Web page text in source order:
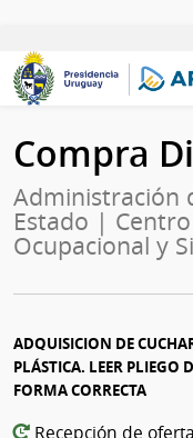
Compra
Administración
Estado |
Ocupacional y
ADQUISICION DE
PLÁSTICA. LEER PLIEGO
FORMA CORRECTA